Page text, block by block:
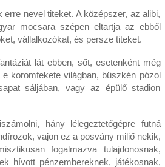
erre nevel titeket. A középszer, az alibi,
mocsara szépen eltartja az ebből
vállalkozókat, és persze titeket.
lát ebben, sőt, esetenként még
koromfekete világban, büszkén pózol
sáljában, vagy az épülő stadion
hány lélegeztetőgépre futná
vajon ez a posvány miliő nekik,
fogalmazva tulajdonosnak,
hívott pénzembereknek, játékosnak,